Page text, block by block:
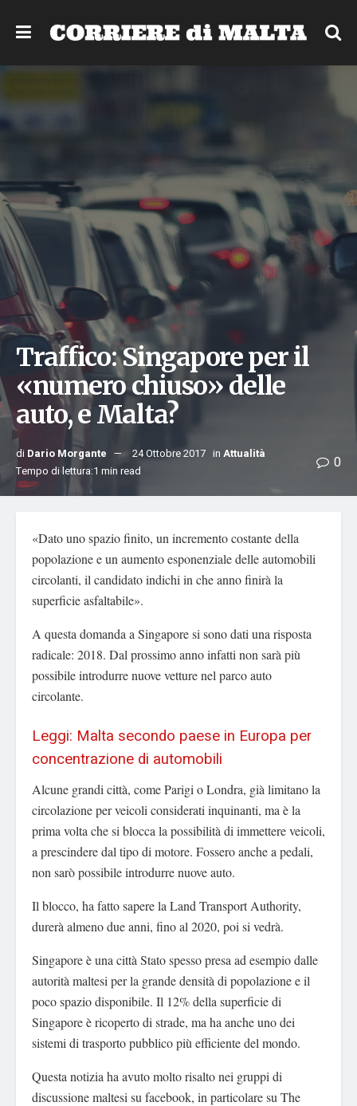
Traffico: Singapore per il
«numero chiuso» delle
auto, e Malta?
di Dario Morgante 24 Ottobre 2017 in Attualità
Tempo di lettura:1 min read
0
«Dato uno spazio finito, un incremento costante della
popolazione e un aumento esponenziale delle automobili
circolanti, il candidato indichi in che anno finirà la
superficie asfaltabile».
A questa domanda a Singapore si sono dati una risposta
radicale: 2018. Dal prossimo anno infatti non sarà più
possibile introdurre nuove vetture nel parco auto
circolante.
Leggi: Malta secondo paese in Europa per
concentrazione di automobili
Alcune grandi città, come Parigi o Londra, già limitano la
circolazione per veicoli considerati inquinanti, ma è la
prima volta che si blocca la possibilità di immettere veicoli,
a prescindere dal tipo di motore. Fossero anche a pedali,
non sarò possibile introdurre nuove auto.
Il blocco, ha fatto sapere la Land Transport Authority,
durerà almeno due anni, fino al 2020, poi si vedrà.
Singapore è una città Stato spesso presa ad esempio dalle
autorità maltesi per la grande densità di popolazione e il
poco spazio disponibile. Il 12% della superficie di
Singapore è ricoperto di strade, ma ha anche uno dei
sistemi di trasporto pubblico più efficiente del mondo.
Questa notizia ha avuto molto risalto nei gruppi di
discussione maltesi su facebook, in particolare su The